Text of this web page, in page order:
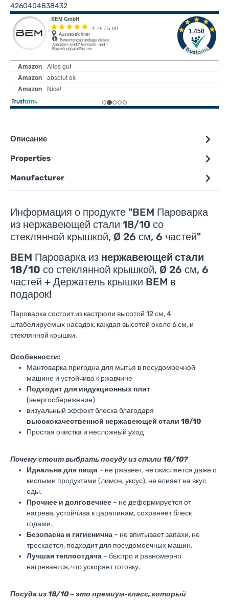
4260404838432
Описание
Properties
Manufacturer
Информация о продукте "BEM Пароварка
из нержавеющей стали 18/10 со
стеклянной крышкой, Ø 26 см, 6 частей"
BEM Пароварка из нержавеющей стали
18/10 со стеклянной крышкой, Ø 26 см, 6
частей + Держатель крышки BEM в
подарок!
Пароварка состоит из кастрюли высотой 12 см, 4
штабелируемых насадок, каждая высотой около 6 см, и
стеклянной крышки.
Особенности:
Мантоварка пригодна для мытья в посудомоечной
машине и устойчива к ржавчине
Подходит для индукционных плит
(энергосбережение)
визуальный эффект блеска благодаря
высококачественной нержавеющей стали 18/10
Простая очистка и несложный уход
Почему стоит выбрать посуду из стали 18/10?
Идеальна для пищи – не ржавеет, не окисляется даже с
кислыми продуктами (лимон, уксус), не влияет на вкус
еды.
Прочнее и долговечнее – не деформируется от
нагрева, устойчива к царапинам, сохраняет блеск
годами.
Безопасна и гигиенична – не впитывает запахи, не
трескается, подходит для посудомоечных машин.
Лучшая теплоотдача – быстро и равномерно
нагревается, что ускоряет готовку.
Посуда из 18/10 – это премиум-класс, который